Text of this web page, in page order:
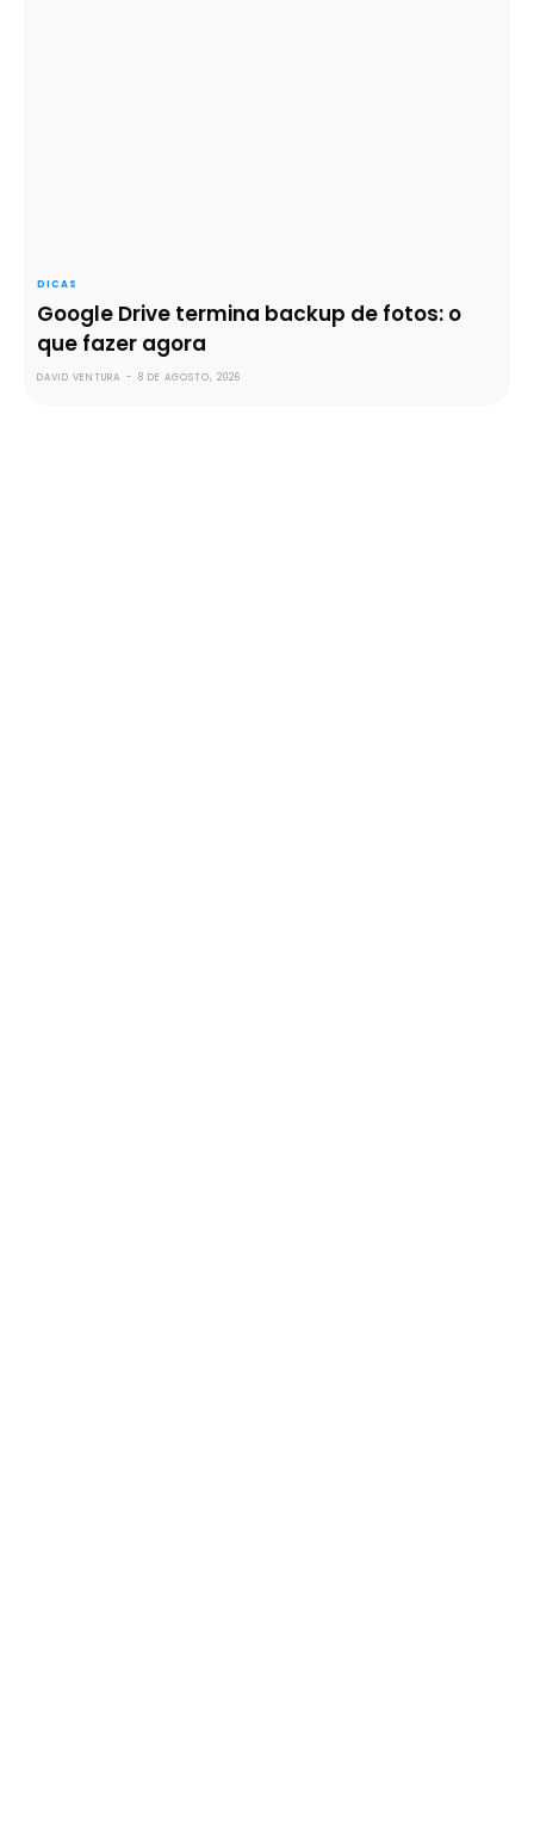
DICAS
Google Drive termina backup de fotos: o
que fazer agora
DAVID VENTURA - 8 DE AGOSTO, 2026